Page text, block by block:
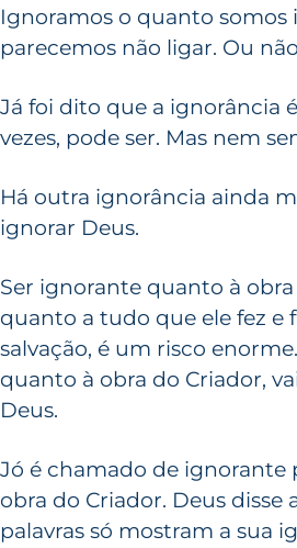
Ignoramos o quanto somos
parecemos não ligar. Ou
Já foi dito que a ignorância
vezes, pode ser. Mas nem
Há outra ignorância ainda
ignorar Deus.
Ser ignorante quanto à obra
quanto a tudo que ele fez e
salvação, é um risco
quanto à obra do Criador,
Deus.
Jó é chamado de ignorante
obra do Criador. Deus disse
palavras só mostram a sua